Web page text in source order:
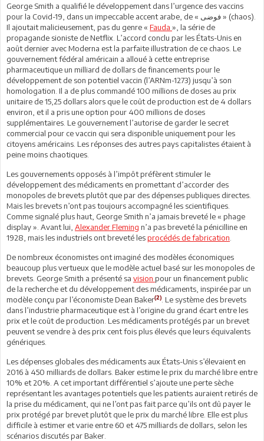
George Smith a qualifié le développement dans l’urgence des vaccins
pour la Covid-19, dans un impeccable accent arabe, de « فوضى » (chaos).
Il ajoutait malicieusement, pas du genre « Fauda », la série de
propagande sioniste de Netflix. L’accord conclu par les États-Unis en
août dernier avec Moderna est la parfaite illustration de ce chaos. Le
gouvernement fédéral américain a alloué à cette entreprise
pharmaceutique un milliard de dollars de financements pour le
développement de son potentiel vaccin (l’ARNm-1273) jusqu’à son
homologation. Il a de plus commandé 100 millions de doses au prix
unitaire de 15,25 dollars alors que le coût de production est de 4 dollars
environ, et il a pris une option pour 400 millions de doses
supplémentaires. Le gouvernement l’autorise de garder le secret
commercial pour ce vaccin qui sera disponible uniquement pour les
citoyens américains. Les réponses des autres pays capitalistes étaient à
peine moins chaotiques.
Les gouvernements opposés à l’impôt préfèrent stimuler le
développement des médicaments en promettant d’accorder des
monopoles de brevets plutôt que par des dépenses publiques directes.
Mais les brevets n’ont pas toujours accompagné les scientifiques.
Comme signalé plus haut, George Smith n’a jamais breveté le « phage
display ». Avant lui, Alexander Fleming n’a pas breveté la pénicilline en
1928, mais les industriels ont breveté lesprocédés de fabrication
De nombreux économistes ont imaginé des modèles économiques
beaucoup plus vertueux que le modèle actuel basé sur les monopoles de
brevets. George Smith a présenté sa vision pour un financement public
de la recherche et du développement des médicaments, inspirée par un
modèle conçu par l’économiste Dean Baker(2) . Le système des brevets
dans l’industrie pharmaceutique est à l’origine du grand écart entre les
prix et le coût de production. Les médicaments protégés par un brevet
peuvent se vendre à des prix cent fois plus élevés que leurs équivalents
génériques.
Les dépenses globales des médicaments aux États-Unis s’élevaient en
2016 à 450 milliards de dollars. Baker estime le prix du marché libre entre
10% et 20%. A cet important différentiel s’ajoute une perte sèche
représentant les avantages potentiels que les patients auraient retirés de
la prise du médicament, qui ne l’ont pas fait parce qu’ils ont dû payer le
prix protégé par brevet plutôt que le prix du marché libre. Elle est plus
difficile à estimer et varie entre 60 et 475 milliards de dollars, selon les
scénarios discutés par Baker.